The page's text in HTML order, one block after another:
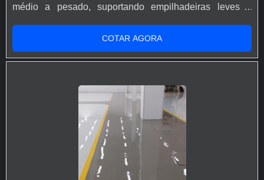
médio a pesado, suportando empilhadeiras leves e
solventes, óleos, produtos de limpeza e químicos
industriais. Resistência térmica: suporta temperaturas de
proteger e revestir superfícies de concreto em ambientes
industriais, comerciais e institucionais, oferecendo
excelente resistência mecânica, química e conforto
visual. É especialmente indicado para locais que
necessitam de flexibilidade e resistência a variações de
temperatura. Excelente estética, acabamento moderno e
COTAR AGORA